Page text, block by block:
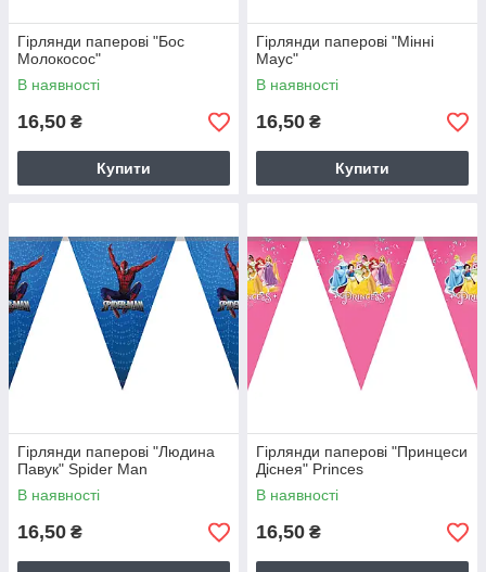
Гірлянди паперові "Бос
Молокосос"
В наявності
16,50 ₴
Купити
Гірлянди паперові "Мінні
Маус"
В наявності
16,50 ₴
Купити
Гірлянди паперові "Людина
Павук" Spider Man
В наявності
16,50 ₴
Гірлянди паперові "Принцеси
Діснея" Princes
В наявності
16,50 ₴